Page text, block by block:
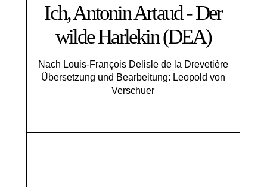
Ich, Antonin Artaud - Der
wilde Harlekin (DEA)
Nach Louis-François Delisle de la Drevetière
Übersetzung und Bearbeitung: Leopold von
Verschuer